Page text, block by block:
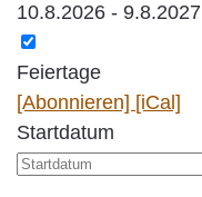
10.8.2026 - 9.8.2027
Feiertage
[Abonnieren] [iCal]
Startdatum